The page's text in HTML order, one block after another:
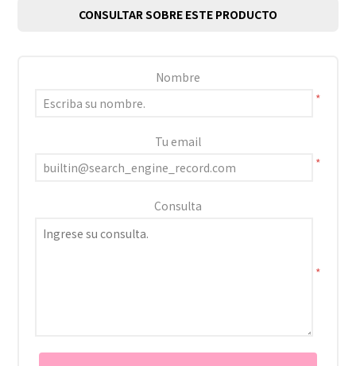
CONSULTAR SOBRE ESTE PRODUCTO
Nombre
*
Tu email
*
Consulta
*